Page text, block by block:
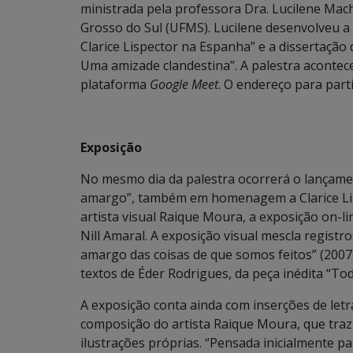
ministrada pela professora Dra. Lucilene
Grosso do Sul (UFMS). Lucilene desenvolveu
Clarice Lispector na Espanha” e a
Uma amizade clandestina”. A palestra
plataforma Google Meet. O endereço para
Exposição
No mesmo dia da palestra ocorrerá o
amargo”, também em homenagem a Clarice
artista visual Raique Moura, a exposição
Nill Amaral. A exposição visual mescla
amargo das coisas de que somos feitos”
textos de Éder Rodrigues, da peça inédita
A exposição conta ainda com inserções de
composição do artista Raique Moura, que
ilustrações próprias. “Pensada inicialmente